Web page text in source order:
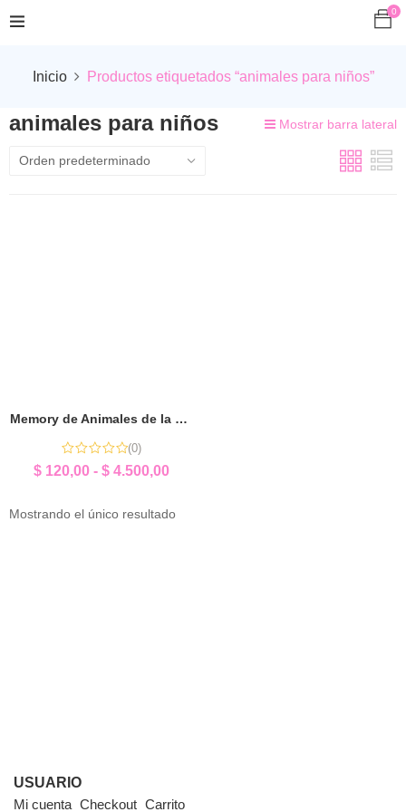
0
Inicio Productos etiquetados “animales para niños”
animales para niños Mostrar barra lateral
Memory de Animales de la Granja | Sorpresita Educativa
(0)
$ 120,00 - $ 4.500,00
Mostrando el único resultado
USUARIO
Mi cuenta Checkout Carrito